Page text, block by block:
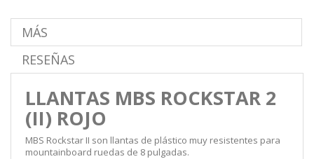
MÁS
RESEÑAS
LLANTAS MBS ROCKSTAR 2
(II) ROJO
MBS Rockstar II son llantas de plástico muy resistentes para
mountainboard ruedas de 8 pulgadas.